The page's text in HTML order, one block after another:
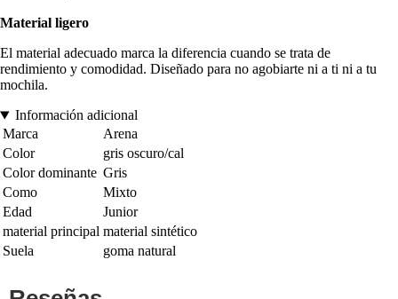
Material ligero
El material adecuado marca la diferencia cuando se trata de
rendimiento y comodidad. Diseñado para no agobiarte ni a ti ni a tu
mochila.
Información adicional
Marca
Arena
Color
gris oscuro/cal
Color dominante Gris
Como
Mixto
Edad
Junior
material principal material sintético
Suela
goma natural